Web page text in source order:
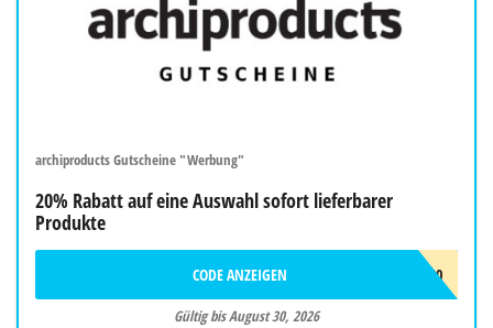
archiproducts Gutscheine "Werbung"
20% Rabatt auf eine Auswahl sofort lieferbarer
Produkte
SUMMER20
CODE ANZEIGEN
Gültig bis August 30, 2026